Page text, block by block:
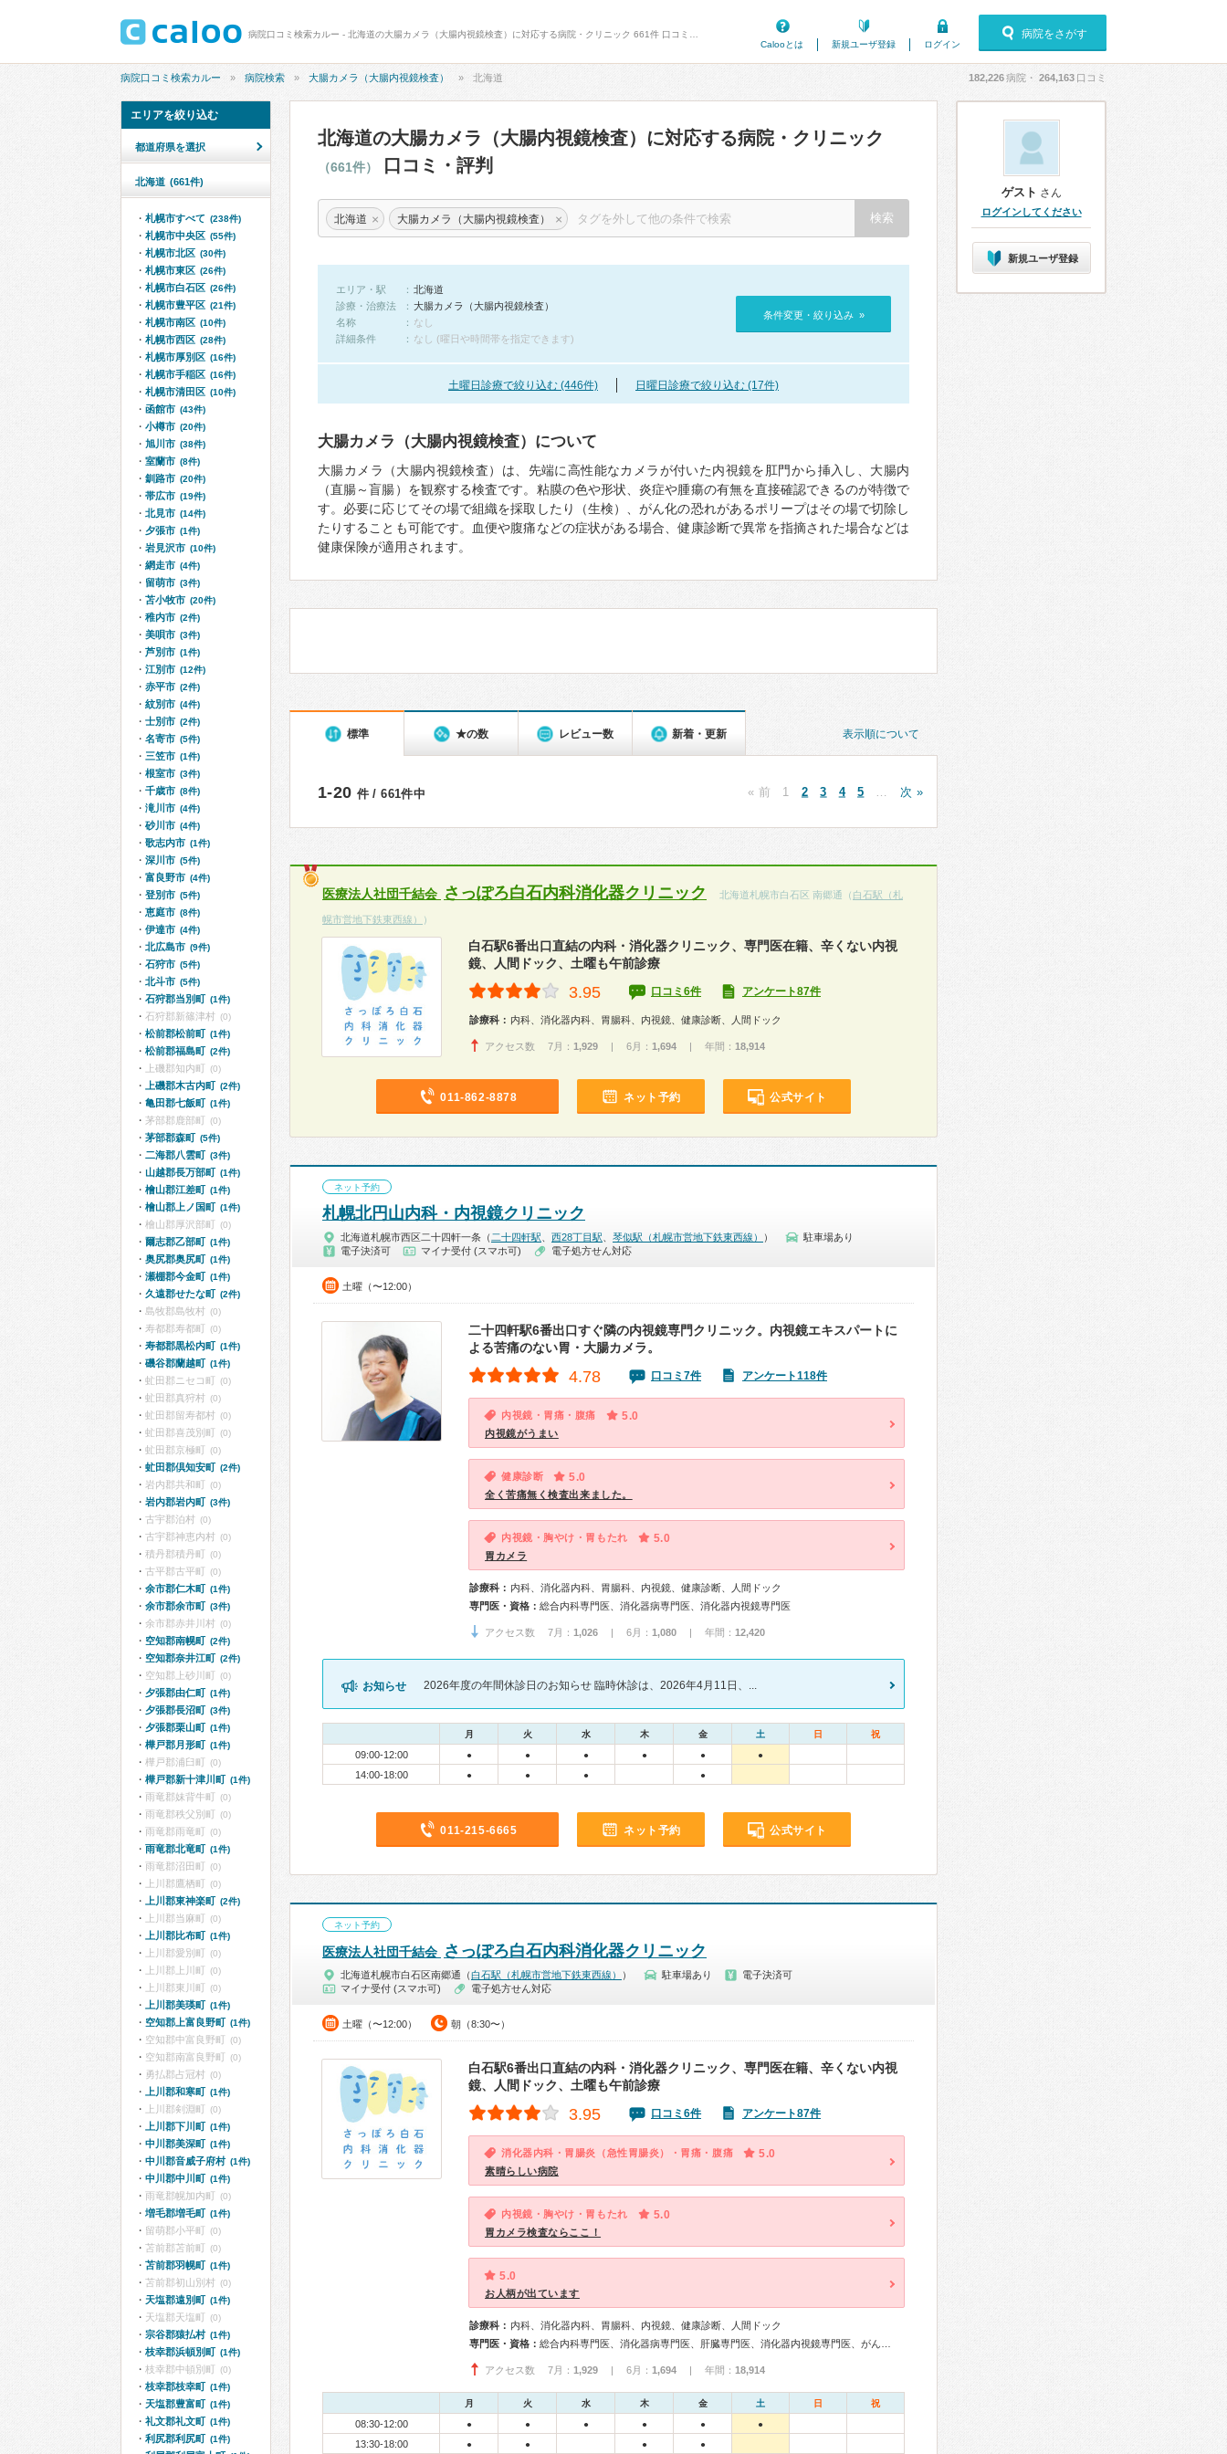
Calooとは
新規ユーザ登録 ログイン
病院をさがす
病院口コミ検索カルー 病院検索 大腸カメラ（大腸内視鏡検査） 北海道 182,226病院・ 264,163 口コミ
北海道の大腸カメラ（大腸内視鏡検査）に対応する病院・クリニック
（661件） 口コミ・評判
北海道 × 大腸カメラ（大腸内視鏡検査） ×
エリア・駅
北海道
診療・治療法
大腸カメラ（大腸内視鏡検査）
名称
なし
詳細条件
なし (曜日や時間帯を指定できます)
条件変更・絞り込み »
土曜日診療で絞り込む (446件) 日曜日診療で絞り込む (17件)
大腸カメラ（大腸内視鏡検査）について
大腸カメラ（大腸内視鏡検査）は、先端に高性能なカメラが付いた内視鏡を肛門から挿入し、大腸内
（直腸～盲腸）を観察する検査です。粘膜の色や形状、炎症や腫瘍の有無を直接確認できるのが特徴で
す。必要に応じてその場で組織を採取したり（生検）、がん化の恐れがあるポリープはその場で切除し
たりすることも可能です。血便や腹痛などの症状がある場合、健康診断で異常を指摘された場合などは
健康保険が適用されます。
表示順について
標準 ★の数 レビュー数 新着・更新
1-20 件 / 661件中 « 前 1 2 3 4 5 次 »
医療法人社団千結会 さっぽろ白石内科消化器クリニック 北海道札幌市白石区 南郷通（ 白石駅（札
幌市営地下鉄東西線） ）
白石駅6番出口直結の内科・消化器クリニック、専門医在籍、辛くない内視
鏡、人間ドック、土曜も午前診療
3.95 口コミ6件 アンケート87件
診療科： 内科、消化器内科、胃腸科、内視鏡、健康診断、人間ドック
アクセス数 7月： 1,929 | 6月： 1,694 | 年間： 18,914
011-862-8878 ネット予約 公式サイト
ネット予約
札幌北円山内科・内視鏡クリニック
北海道札幌市西区二十四軒一条（ 二十四軒駅 西28丁目駅 琴似駅（札幌市営地下鉄東西線） ）
駐車場あり
電子決済可
マイナ受付 (スマホ可) 電子処方せん対応
土曜（〜12:00）
二十四軒駅6番出口すぐ隣の内視鏡専門クリニック。内視鏡エキスパートに
よる苦痛のない胃・大腸カメラ。
4.78 口コミ7件 アンケート118件
内視鏡・胃痛・腹痛 5.0
内視鏡がうまい
健康診断 5.0
全く苦痛無く検査出来ました。
内視鏡・胸やけ・胃もたれ 5.0
胃カメラ
診療科： 内科、消化器内科、胃腸科、内視鏡、健康診断、人間ドック
専門医・資格： 総合内科専門医、消化器病専門医、消化器内視鏡専門医
アクセス数 7月： 1,026 | 6月： 1,080 | 年間： 12,420
お知らせ 2026年度の年間休診日のお知らせ 臨時休診は、2026年4月11日、...
月 火 水 木 金 土 日 祝
09:00-12:00 ● ● ● ● ● ●
14:00-18:00 ● ● ● ●
011-215-6665 ネット予約 公式サイト
ネット予約
医療法人社団千結会 さっぽろ白石内科消化器クリニック
北海道札幌市白石区南郷通（白石駅（札幌市営地下鉄東西線） ） 駐車場あり
電子決済可
マイナ受付 (スマホ可)
電子処方せん対応
土曜（〜12:00） 朝（8:30〜）
白石駅6番出口直結の内科・消化器クリニック、専門医在籍、辛くない内視
鏡、人間ドック、土曜も午前診療
3.95 口コミ6件 アンケート87件
消化器内科・胃腸炎（急性胃腸炎）・胃痛・腹痛 5.0
素晴らしい病院
内視鏡・胸やけ・胃もたれ 5.0
胃カメラ検査ならここ！
5.0
お人柄が出ています
診療科： 内科、消化器内科、胃腸科、内視鏡、健康診断、人間ドック
専門医・資格：
アクセス数 7月： 1,929 | 6月： 1,694 | 年間： 18,914
月 火 水 木 金 土 日 祝
08:30-12:00 ● ● ● ● ● ●
13:30-18:00 ● ● ● ●
エリアを絞り込む
都道府県を選択
北海道 (661件)
札幌市すべて (238件)
札幌市中央区 (55件)
札幌市北区 (30件)
札幌市東区 (26件)
札幌市白石区 (26件)
札幌市豊平区 (21件)
札幌市南区 (10件)
札幌市西区 (28件)
札幌市厚別区 (16件)
札幌市手稲区 (16件)
札幌市清田区 (10件)
函館市 (43件)
小樽市 (20件)
旭川市 (38件)
室蘭市 (8件)
釧路市 (20件)
帯広市 (19件)
北見市 (14件)
夕張市 (1件)
岩見沢市 (10件)
網走市 (4件)
留萌市 (3件)
苫小牧市 (20件)
稚内市 (2件)
美唄市 (3件)
芦別市 (1件)
江別市 (12件)
赤平市 (2件)
紋別市 (4件)
士別市 (2件)
名寄市 (5件)
三笠市 (1件)
根室市 (3件)
千歳市 (8件)
滝川市 (4件)
砂川市 (4件)
歌志内市 (1件)
深川市 (5件)
富良野市 (4件)
登別市 (5件)
恵庭市 (8件)
伊達市 (4件)
北広島市 (9件)
石狩市 (5件)
北斗市 (5件)
石狩郡当別町 (1件)
石狩郡新篠津村 (0)
松前郡松前町 (1件)
松前郡福島町 (2件)
上磯郡知内町 (0)
上磯郡木古内町 (2件)
亀田郡七飯町 (1件)
茅部郡鹿部町 (0)
茅部郡森町 (5件)
二海郡八雲町 (3件)
山越郡長万部町 (1件)
檜山郡江差町 (1件)
檜山郡上ノ国町 (1件)
檜山郡厚沢部町 (0)
爾志郡乙部町 (1件)
奥尻郡奥尻町 (1件)
瀬棚郡今金町 (1件)
久遠郡せたな町 (2件)
島牧郡島牧村 (0)
寿都郡寿都町 (0)
寿都郡黒松内町 (1件)
磯谷郡蘭越町 (1件)
虻田郡ニセコ町 (0)
虻田郡真狩村 (0)
虻田郡留寿都村 (0)
虻田郡喜茂別町 (0)
虻田郡京極町 (0)
虻田郡倶知安町 (2件)
岩内郡共和町 (0)
岩内郡岩内町 (3件)
古宇郡泊村 (0)
古宇郡神恵内村 (0)
積丹郡積丹町 (0)
古平郡古平町 (0)
余市郡仁木町 (1件)
余市郡余市町 (3件)
余市郡赤井川村 (0)
空知郡南幌町 (2件)
空知郡奈井江町 (2件)
空知郡上砂川町 (0)
夕張郡由仁町 (1件)
夕張郡長沼町 (3件)
夕張郡栗山町 (1件)
樺戸郡月形町 (1件)
樺戸郡浦臼町 (0)
樺戸郡新十津川町 (1件)
雨竜郡妹背牛町 (0)
雨竜郡秩父別町 (0)
雨竜郡雨竜町 (0)
雨竜郡北竜町 (1件)
雨竜郡沼田町 (0)
上川郡鷹栖町 (0)
上川郡東神楽町 (2件)
上川郡当麻町 (0)
上川郡比布町 (1件)
上川郡愛別町 (0)
上川郡上川町 (0)
上川郡東川町 (0)
上川郡美瑛町 (1件)
空知郡上富良野町 (1件)
空知郡中富良野町 (0)
空知郡南富良野町 (0)
勇払郡占冠村 (0)
上川郡和寒町 (1件)
上川郡剣淵町 (0)
上川郡下川町 (1件)
中川郡美深町 (1件)
中川郡音威子府村 (1件)
中川郡中川町 (1件)
雨竜郡幌加内町 (0)
増毛郡増毛町 (1件)
留萌郡小平町 (0)
苫前郡苫前町 (0)
苫前郡羽幌町 (1件)
苫前郡初山別村 (0)
天塩郡遠別町 (1件)
天塩郡天塩町 (0)
宗谷郡猿払村 (1件)
枝幸郡浜頓別町 (1件)
枝幸郡中頓別町 (0)
枝幸郡枝幸町 (1件)
天塩郡豊富町 (1件)
礼文郡礼文町 (1件)
利尻郡利尻町 (1件)
ゲスト さん
ログインしてください
新規ユーザ登録